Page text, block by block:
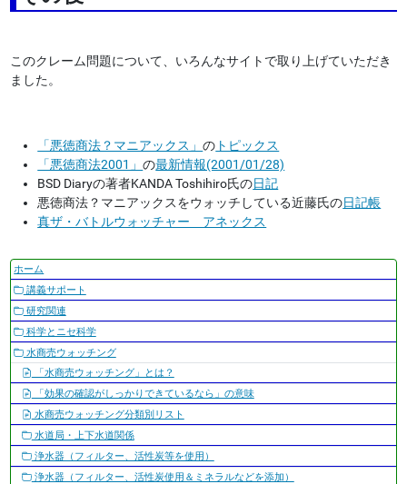
このクレーム問題について、いろんなサイトで取り上げていただき
ました。
「悪徳商法？マニアックス」の トピックス
「悪徳商法2001」の最新情報(2001/01/28)
BSD Diaryの著者KANDA Toshihiro氏の日記
悪徳商法？マニアックスをウォッチしている近藤氏の日記帳
真ザ・バトルウォッチャー アネックス
ナ
ビ
ゲ
ー
シ
ョ
ン
ホーム
講義サポート
研究関連
科学とニセ科学
水商売ウォッチング
「水商売ウォッチング」とは？
「効果の確認がしっかりできているなら」の意味
水商売ウォッチング分類別リスト
水道局・上下水道関係
浄水器（フィルター、活性炭等を使用）
浄水器（フィルター、活性炭使用＆ミネラルなどを添加）